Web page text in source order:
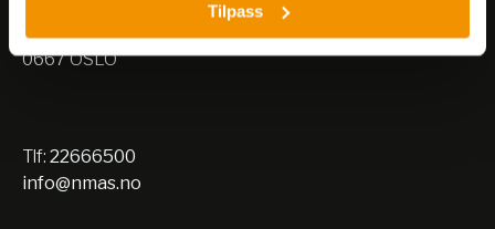
Tilpass
Nils Hansens vei 10
0667 OSLO
Tlf: 22666500
info@nmas.no